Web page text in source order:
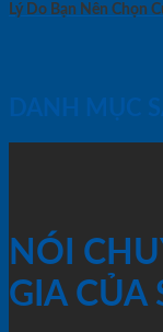
Lý Do Bạn Nên Chọn
DANH MỤC
NÓI
GIA CỦA